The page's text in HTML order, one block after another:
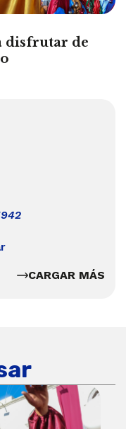
disfrutar de
CARGAR MÁS